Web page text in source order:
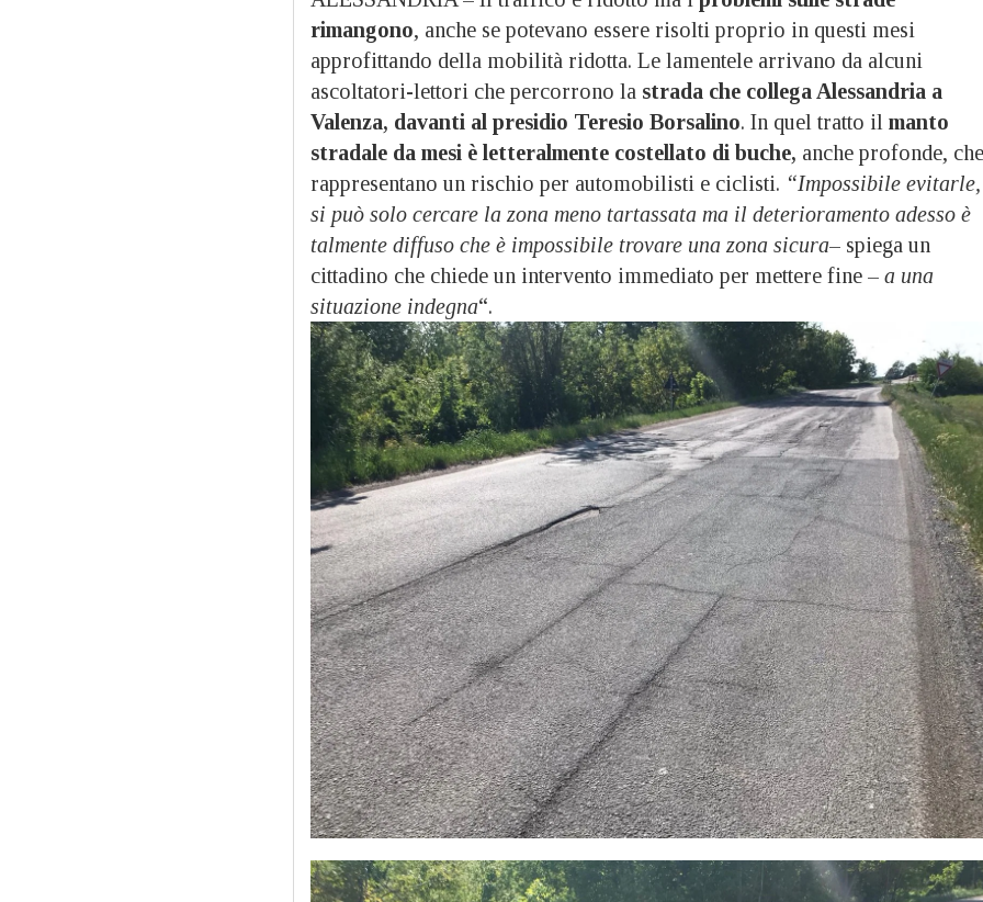
rimangono, anche se potevano essere risolti proprio in questi mesi
approfittando della mobilità ridotta. Le lamentele arrivano da alcuni
ascoltatori-lettori che percorrono la strada che collega Alessandria a
Valenza, davanti al presidio Teresio Borsalino. In quel tratto il manto
stradale da mesi è letteralmente costellato di buche, anche profonde, che
rappresentano un rischio per automobilisti e ciclisti. “Impossibile evitarle,
si può solo cercare la zona meno tartassata ma il deterioramento adesso è
talmente diffuso che è impossibile trovare una zona sicura– spiega un
cittadino che chiede un intervento immediato per mettere fine – a una
situazione indegna“.